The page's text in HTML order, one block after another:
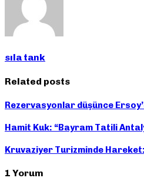
sıla tank
Related posts
Rezervasyonlar düşünce
Hamit Kuk: “Bayram Tatili
Kruvaziyer Turizminde
1 Yorum